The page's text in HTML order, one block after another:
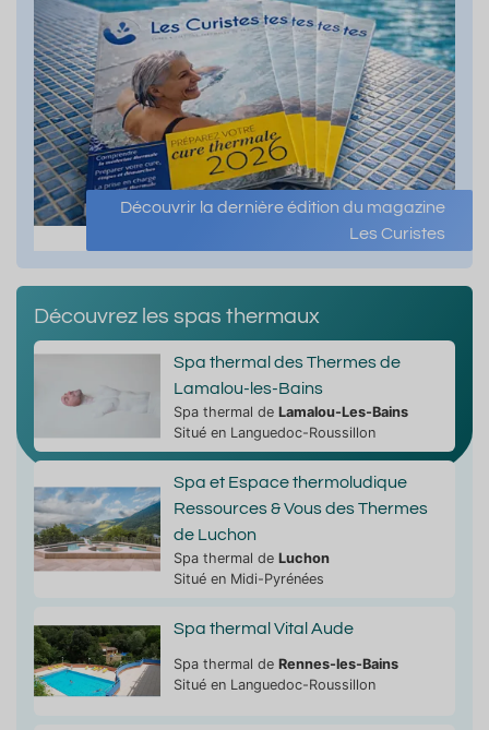
Découvrir la dernière édition du magazine
Les Curistes
Découvrez les spas thermaux
Spa thermal des Thermes de
Lamalou-les-Bains
Spa thermal de Lamalou-Les-Bains
Situé en Languedoc-Roussillon
Spa et Espace thermoludique
Ressources & Vous des Thermes
de Luchon
Spa thermal de Luchon
Situé en Midi-Pyrénées
Spa thermal Vital Aude
Spa thermal de Rennes-les-Bains
Situé en Languedoc-Roussillon